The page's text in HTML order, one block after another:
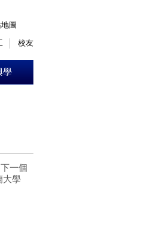
圖
校友
學
一個
大學